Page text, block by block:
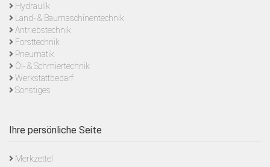
Hydraulik
Land- & Baumaschinentechnik
Antriebstechnik
Forsttechnik
Pneumatik
Öl- & Schmiertechnik
Werkstattbedarf
Sonstiges
Ihre persönliche Seite
Merkzettel